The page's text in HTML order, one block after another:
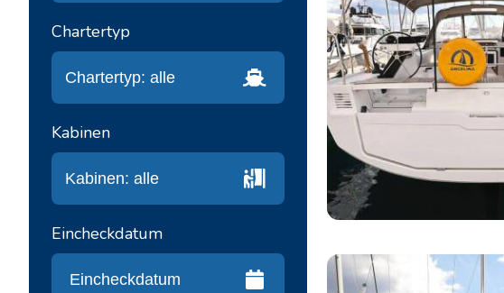
Chartertyp
Kabinen
Eincheckdatum